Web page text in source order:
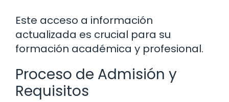
Este acceso a información
actualizada es crucial para su
formación académica y profesional.
Proceso de Admisión y
Requisitos